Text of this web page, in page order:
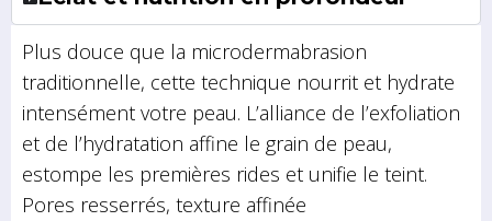
Plus douce que la microdermabrasion
traditionnelle, cette technique nourrit et hydrate
intensément votre peau. L’alliance de l’exfoliation
et de l’hydratation affine le grain de peau,
estompe les premières rides et unifie le teint.
Pores resserrés, texture affinée